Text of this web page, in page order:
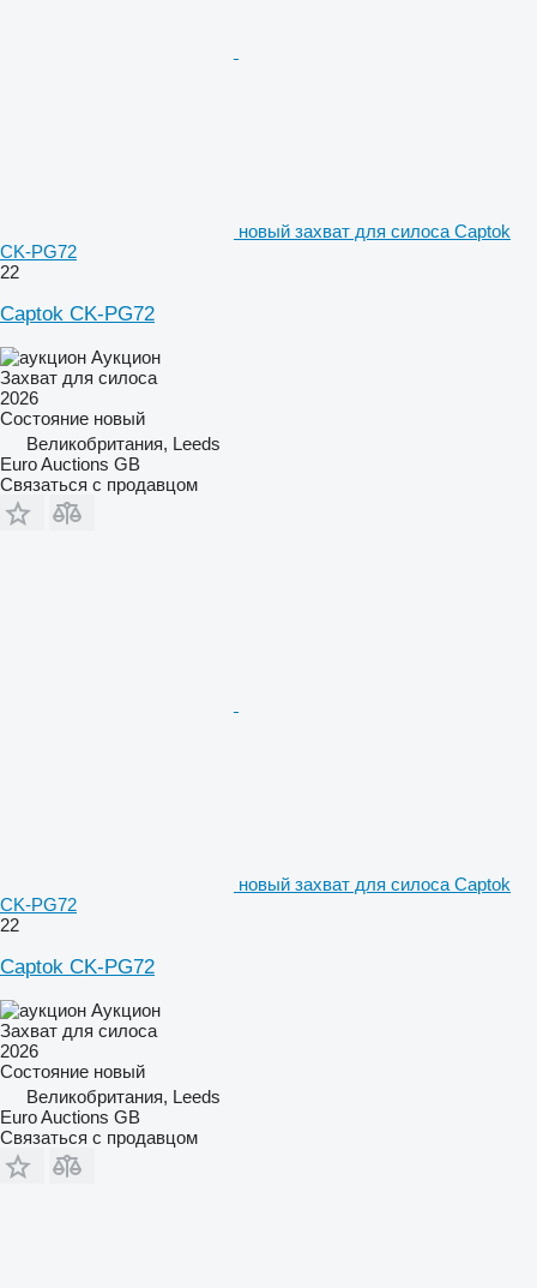
новый захват для силоса Captok
CK-PG72
22
Captok CK-PG72
Аукцион
Захват для силоса
2026
Состояние новый
Великобритания, Leeds
Euro Auctions GB
Связаться с продавцом
новый захват для силоса Captok
CK-PG72
22
Captok CK-PG72
Аукцион
Захват для силоса
2026
Состояние новый
Великобритания, Leeds
Euro Auctions GB
Связаться с продавцом